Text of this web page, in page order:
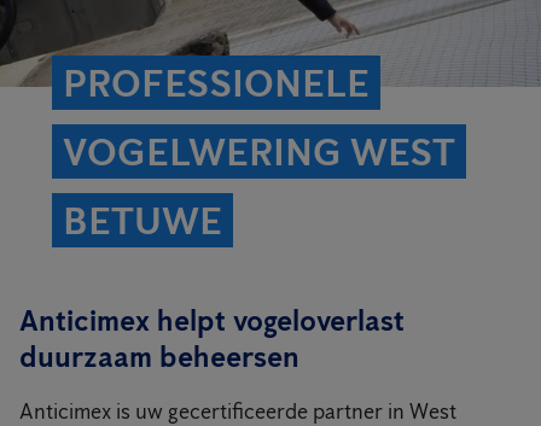
PROFESSIONELE
VOGELWERING WEST
BETUWE
Anticimex helpt vogeloverlast
duurzaam beheersen
Anticimex is uw gecertificeerde partner in West